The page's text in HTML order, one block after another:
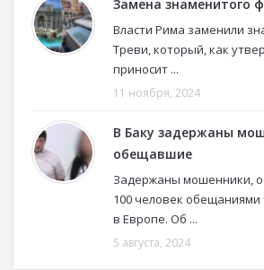
Замена знаменитого
Власти Рима заменили
Треви, который, как
приносит ...
11 ноября, 2024
В Баку задержаны
обещавшие
Задержаны мошенники,
100 человек обещаниями
в Европе. Об ...
5 августа, 2024